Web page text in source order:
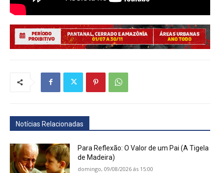
Notícias Relacionadas
Para Reflexão: O Valor de um Pai (A Tigela
de Madeira)
domingo, 09/08/2026 ás 15:00